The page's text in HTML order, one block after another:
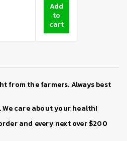
Add
to
cart
from the farmers. Always best
care about your health!
and every next over $200